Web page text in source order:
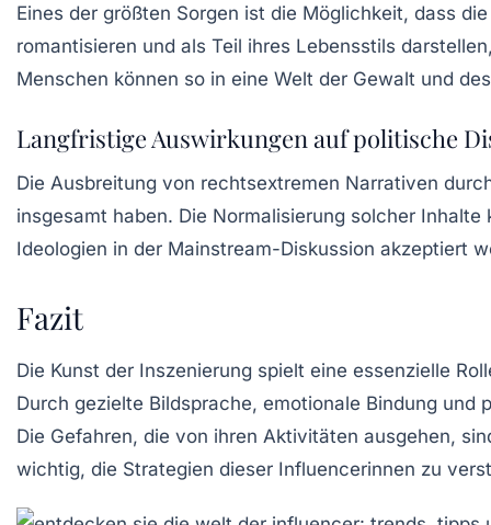
Eines der größten Sorgen ist die Möglichkeit, dass
romantisieren und als Teil ihres Lebensstils
Menschen können so in eine Welt der Gewalt und
Langfristige Auswirkungen auf politische
Die Ausbreitung von rechtsextremen Narrativen
insgesamt haben. Die Normalisierung solcher
Ideologien in der Mainstream-Diskussion akzeptiert
Fazit
Die Kunst der Inszenierung spielt eine essenzielle
Durch gezielte Bildsprache, emotionale Bindung
Die Gefahren, die von ihren Aktivitäten ausgehen,
wichtig, die Strategien dieser Influencerinnen zu